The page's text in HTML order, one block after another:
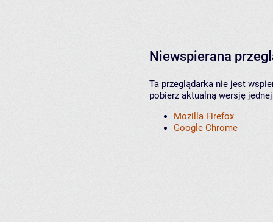
Niewspierana
Ta przeglądarka nie jest
pobierz aktualną wersję
Mozilla Firefox
Google Chrome